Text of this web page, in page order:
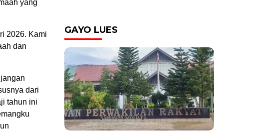
yang
2026. Kami
dan
dari
tahun ini
GAYO LUES